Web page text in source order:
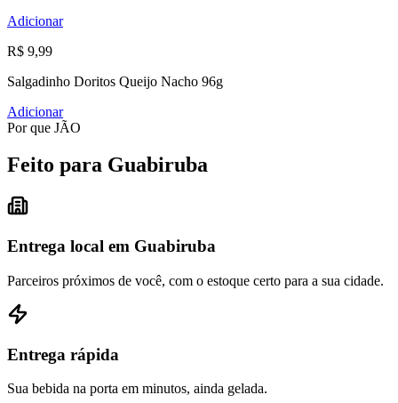
Adicionar
R$ 9,99
Salgadinho Doritos Queijo Nacho 96g
Adicionar
Por que JÃO
Feito para Guabiruba
Entrega local em Guabiruba
Parceiros próximos de você, com o estoque certo para a sua cidade.
Entrega rápida
Sua bebida na porta em minutos, ainda gelada.